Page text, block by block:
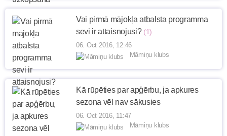
Vai pirmā mājokļa atbalsta programma
sevi ir attaisnojusi? (1)
06. Oct 2016, 12:46
Māmiņu klubs
Kā rūpēties par apģērbu, ja apkures
sezona vēl nav sākusies
06. Oct 2016, 11:47
Māmiņu klubs